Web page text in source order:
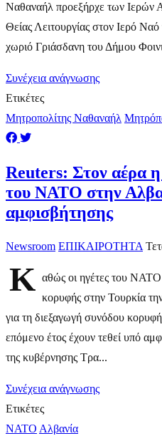
Ναθαναήλ προεξήρχε των Ιερών
Θείας Λειτουργίας στον Ιερό
χωριό Γριάσδανη του Δήμου
Συνέχεια ανάγνωσης
Ετικέτες
Μητροπολίτης Ναθαναήλ
Reuters: Στον αέρα
του ΝΑΤΟ στην
αμφισβήτησης
Newsroom ΕΠΙΚΑΙΡΟΤΗΤΑ
Κ αθώς οι ηγέτες του ΝΑΤΟ
κορυφής στην Τουρκία
για τη διεξαγωγή συνόδου
επόμενο έτος έχουν τεθεί υπό
της κυβέρνησης Τρα...
Συνέχεια ανάγνωσης
Ετικέτες
ΝΑΤΟ Αλβανία